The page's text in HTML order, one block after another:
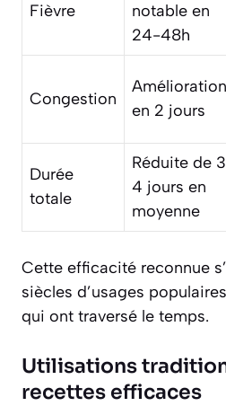
Fièvre
notable en
24-48h
Congestion
Amélioration
en 2 jours
Durée
totale
Réduite de
4 jours en
moyenne
Cette efficacité reconnue
siècles d’usages
qui ont traversé le temps.
Utilisations
recettes efficaces